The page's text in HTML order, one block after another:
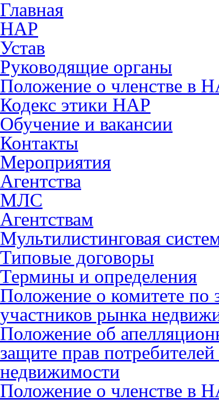
Главная
НАР
Устав
Руководящие органы
Положение о членстве в
Кодекс этики НАР
Обучение и вакансии
Контакты
Мероприятия
Агентства
МЛС
Агентствам
Мультилистинговая
Типовые договоры
Термины и определения
Положение о комитете по
участников рынка
Положение об
защите прав
недвижимости
Положение о членстве в